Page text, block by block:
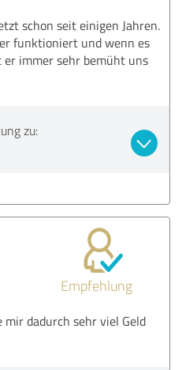
schon seit einigen Jahren.
funktioniert und wenn es
er immer sehr bemüht uns
zu:
Empfehlung
dadurch sehr viel Geld